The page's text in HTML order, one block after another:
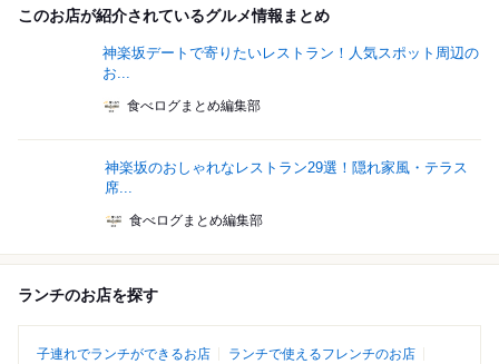
このお店が紹介されているグルメ情報まとめ
神楽坂デートで寄りたいレストラン！人気スポット周辺の
お...
食べログまとめ編集部
神楽坂のおしゃれなレストラン29選！隠れ家風・テラス
席...
食べログまとめ編集部
ランチのお店を探す
子連れでランチができるお店
ランチで使えるフレンチのお店